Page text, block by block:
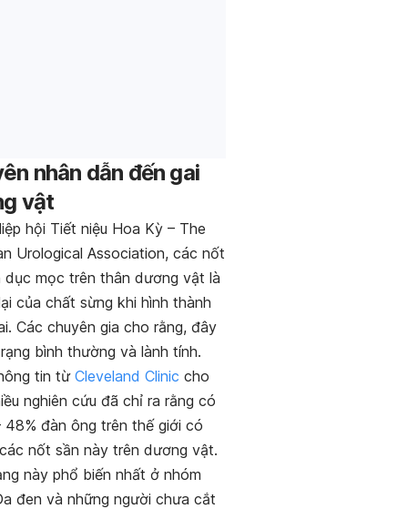
nhân dẫn đến gai
vật
hội Tiết niệu Hoa Kỳ – The
Urological Association, các nốt
dục mọc trên thân dương vật là
của chất sừng khi hình thành
Các chuyên gia cho rằng, đây
bình thường và lành tính.
tin từ Cleveland Clinic cho
nghiên cứu đã chỉ ra rằng có
48% đàn ông trên thế giới có
nốt sần này trên dương vật.
này phổ biến nhất ở nhóm
đen và những người chưa cắt